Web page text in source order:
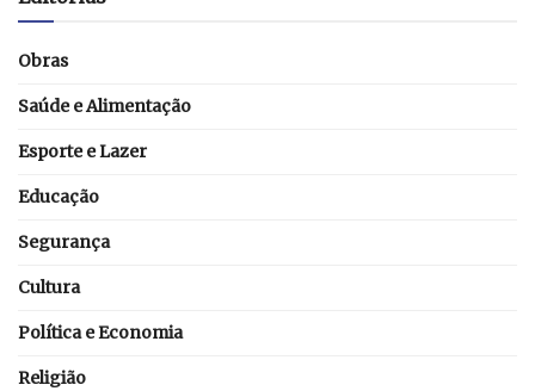
Obras
Saúde e Alimentação
Esporte e Lazer
Educação
Segurança
Cultura
Política e Economia
Religião